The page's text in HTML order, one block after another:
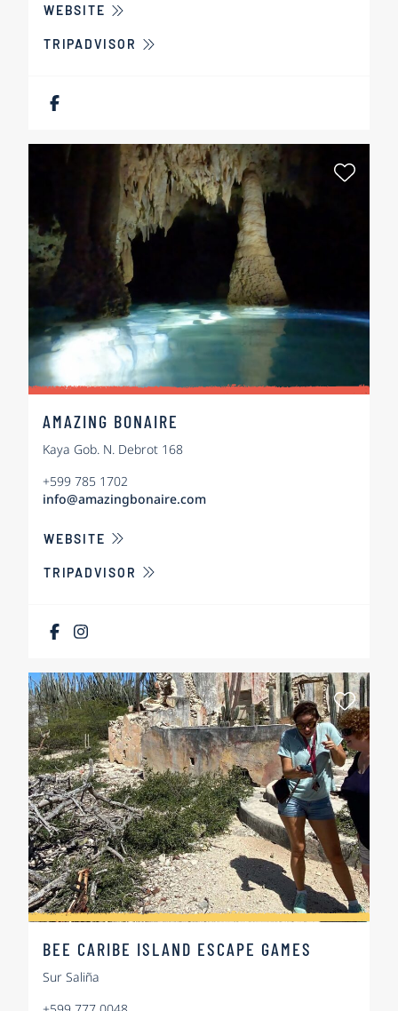
WEBSITE ÜBER ADVENTURE MAKERS BONAIRE
TRIPADVISOR
Als
AMAZING BONAIRE
Kaya Gob. N. Debrot 168
+599 785 1702
info@amazingbonaire.com
WEBSITE ÜBER AMAZING BONAIRE
TRIPADVISOR
Als
BEE CARIBE ISLAND ESCAPE GAMES
Sur Saliña